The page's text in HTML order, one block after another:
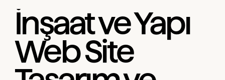
İnşaat ve Yapı
Web Site